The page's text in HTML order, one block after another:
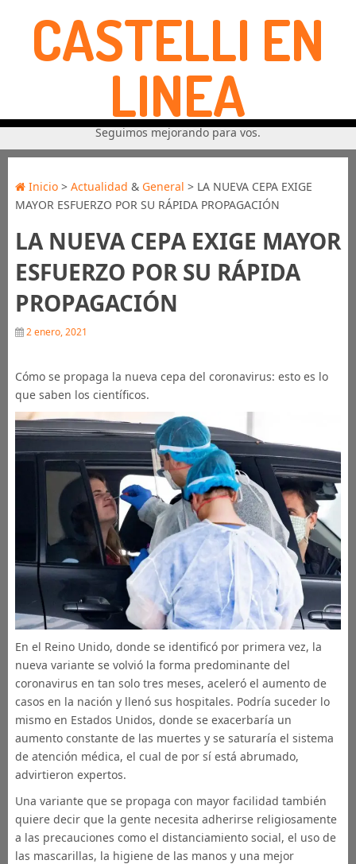
CASTELLI EN
LINEA
Seguimos mejorando para vos.
Inicio> Actualidad & General > LA NUEVA CEPA EXIGE
MAYOR ESFUERZO POR SU RÁPIDA PROPAGACIÓN
LA NUEVA CEPA EXIGE MAYOR
ESFUERZO POR SU RÁPIDA
PROPAGACIÓN
2 enero, 2021
Cómo se propaga la nueva cepa del coronavirus: esto es lo
que saben los científicos.
En el Reino Unido, donde se identificó por primera vez, la
nueva variante se volvió la forma predominante del
coronavirus en tan solo tres meses, aceleró el aumento de
casos en la nación y llenó sus hospitales. Podría suceder lo
mismo en Estados Unidos, donde se exacerbaría un
aumento constante de las muertes y se saturaría el sistema
de atención médica, el cual de por sí está abrumado,
advirtieron expertos.
Una variante que se propaga con mayor facilidad también
quiere decir que la gente necesita adherirse religiosamente
a las precauciones como el distanciamiento social, el uso de
las mascarillas, la higiene de las manos y una mejor